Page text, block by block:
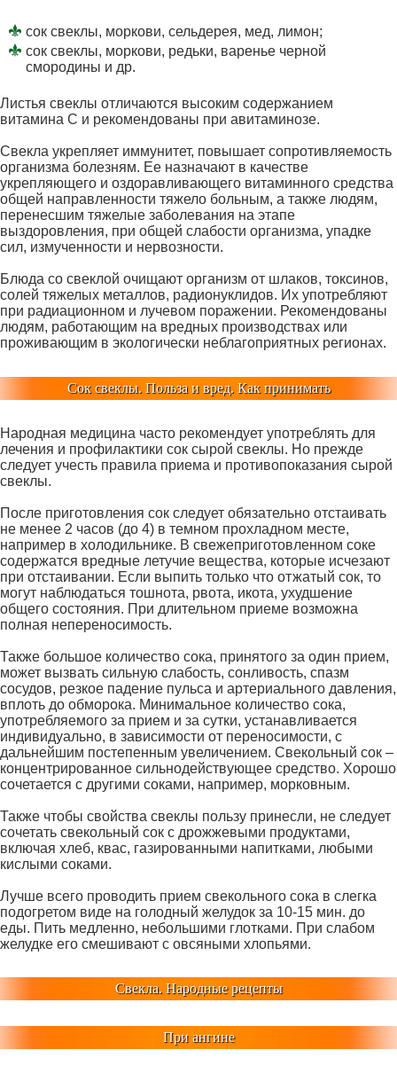
сок свеклы, моркови, сельдерея, мед, лимон;
сок свеклы, моркови, редьки, варенье черной
смородины и др.
Листья свеклы отличаются высоким содержанием
витамина С и рекомендованы при авитаминозе.
Свекла укрепляет иммунитет, повышает сопротивляемость
организма болезням. Ее назначают в качестве
укрепляющего и оздоравливающего витаминного средства
общей направленности тяжело больным, а также людям,
перенесшим тяжелые заболевания на этапе
выздоровления, при общей слабости организма, упадке
сил, измученности и нервозности.
Блюда со свеклой очищают организм от шлаков, токсинов,
солей тяжелых металлов, радионуклидов. Их употребляют
при радиационном и лучевом поражении. Рекомендованы
людям, работающим на вредных производствах или
проживающим в экологически неблагоприятных регионах.
Сок свеклы. Польза и вред. Как принимать
Народная медицина часто рекомендует употреблять для
лечения и профилактики сок сырой свеклы. Но прежде
следует учесть правила приема и противопоказания сырой
свеклы.
После приготовления сок следует обязательно отстаивать
не менее 2 часов (до 4) в темном прохладном месте,
например в холодильнике. В свежеприготовленном соке
содержатся вредные летучие вещества, которые исчезают
при отстаивании. Если выпить только что отжатый сок, то
могут наблюдаться тошнота, рвота, икота, ухудшение
общего состояния. При длительном приеме возможна
полная непереносимость.
Также большое количество сока, принятого за один прием,
может вызвать сильную слабость, сонливость, спазм
сосудов, резкое падение пульса и артериального давления,
вплоть до обморока. Минимальное количество сока,
употребляемого за прием и за сутки, устанавливается
индивидуально, в зависимости от переносимости, с
дальнейшим постепенным увеличением. Свекольный сок –
концентрированное сильнодействующее средство. Хорошо
сочетается с другими соками, например, морковным.
Также чтобы свойства свеклы пользу принесли, не следует
сочетать свекольный сок с дрожжевыми продуктами,
включая хлеб, квас, газированными напитками, любыми
кислыми соками.
Лучше всего проводить прием свекольного сока в слегка
подогретом виде на голодный желудок за 10-15 мин. до
еды. Пить медленно, небольшими глотками. При слабом
желудке его смешивают с овсяными хлопьями.
Свекла. Народные рецепты
При ангине